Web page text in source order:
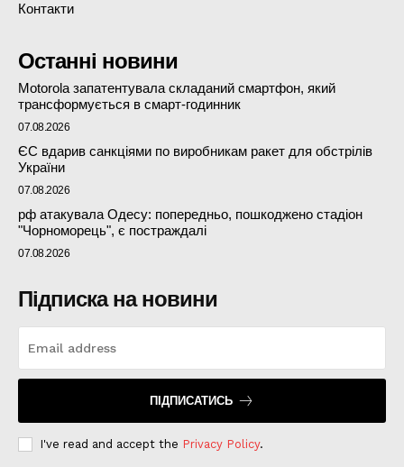
Контакти
Останні новини
Motorola запатентувала складаний смартфон, який
трансформується в смарт-годинник
07.08.2026
ЄС вдарив санкціями по виробникам ракет для обстрілів
України
07.08.2026
рф атакувала Одесу: попередньо, пошкоджено стадіон
"Чорноморець", є постраждалі
07.08.2026
Підписка на новини
ПІДПИСАТИСЬ
I've read and accept the Privacy Policy.